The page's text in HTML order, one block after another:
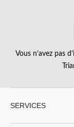
Vous n’avez pas
SERVICES